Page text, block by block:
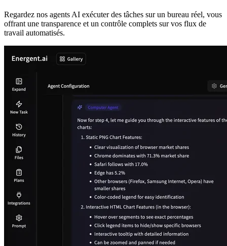
Regardez nos agents AI exécuter des tâches sur un bureau réel, vous
offrant une transparence et un contrôle complets sur vos flux de
travail automatisés.